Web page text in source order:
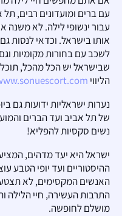
עם ברים ומועדונים רבים,
עבור ינשופי לילה. לא משנה
אותו בישראל. וכדאי לנסות
לשכב עם בחורות מקומיות
שבישראל יש הכל מהכל,
הליווי
נערות ישראליות ידועות גם
של תל אביב ועד הברים
נשים סקסיות להפליא!
ישראל היא יעד מדהים,
ההיסטוריים ועד יופי הטבע
האנשים המקסימים, לא
התרבות העשירה, חיי הלילה
מושלם לחופשה.